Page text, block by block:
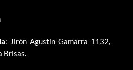
: Jirón Agustín Gamarra 1132,
Brisas.